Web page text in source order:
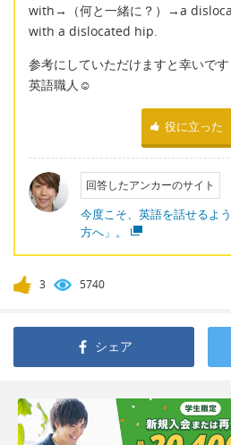
with→（何と一緒に？）→a
with a dislocated hip.
参考にしていただけますと幸いです
英語職人☺
役に立った
回答したアンカーのサイト
今度こそ、英語を話せるよ
方へ」。
3 5740
シェア